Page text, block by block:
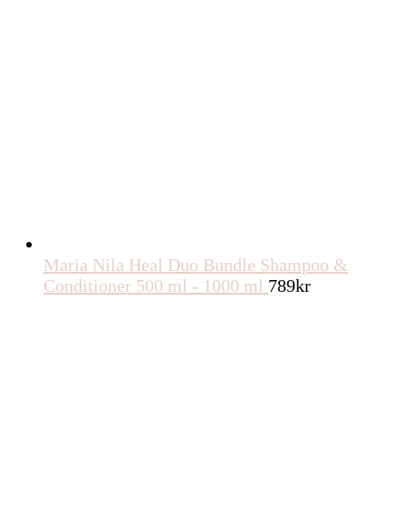
Maria Nila Heal Duo Bundle Shampoo &
Conditioner 500 ml - 1000 ml 789kr